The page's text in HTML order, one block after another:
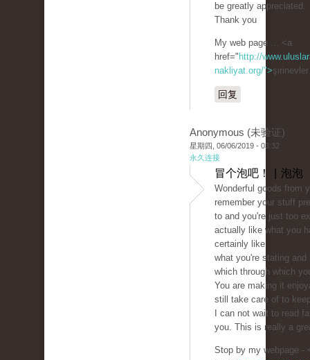
be greatly appreciated.
Thank you
My web page ... <a
href=" http://
nakliyat.org/">
回复
Anonymous (未验证)
星期四, 06/06/2019 - 03:32
永久连接
冒个泡吧！ | 泡泡
Wonderful goods from
remember your stuff
to and you're just too
actually like what you
certainly like
what you're stating and
which through which
You are making it
still take care of to
I can not wait to read
you. This is really a
Stop by my webpage -